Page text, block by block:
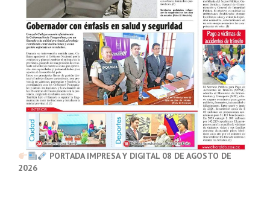
PORTADA IMPRESA Y DIGITAL 08 DE AGOSTO DE
2026